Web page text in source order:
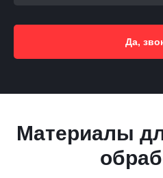
Да,
Материалы